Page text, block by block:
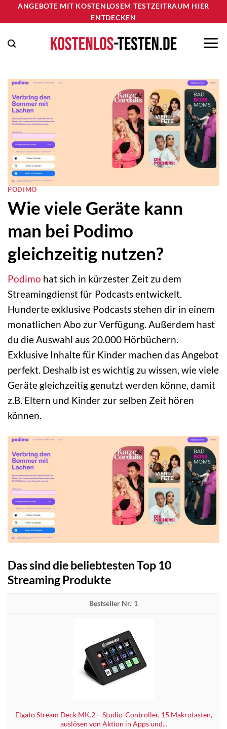
Zum
Inhalt
springen
ANGEBOTE MIT KOSTENLOSEM TESTZEITRAUM HIER
ENTDECKEN
PODIMO
Wie viele Geräte kann
man bei Podimo
gleichzeitig nutzen?
Podimo hat sich in kürzester Zeit zu dem
Streamingdienst für Podcasts entwickelt.
Hunderte exklusive Podcasts stehen dir in einem
monatlichen Abo zur Verfügung. Außerdem hast
du die Auswahl aus 20.000 Hörbüchern.
Exklusive Inhalte für Kinder machen das Angebot
perfekt. Deshalb ist es wichtig zu wissen, wie viele
Geräte gleichzeitig genutzt werden könne, damit
z.B. Eltern und Kinder zur selben Zeit hören
können.
Das sind die beliebtesten Top 10
Streaming Produkte
1
Elgato Stream Deck MK.2 – Studio-Controller, 15 Makrotasten,
auslösen von Aktion in Apps und...